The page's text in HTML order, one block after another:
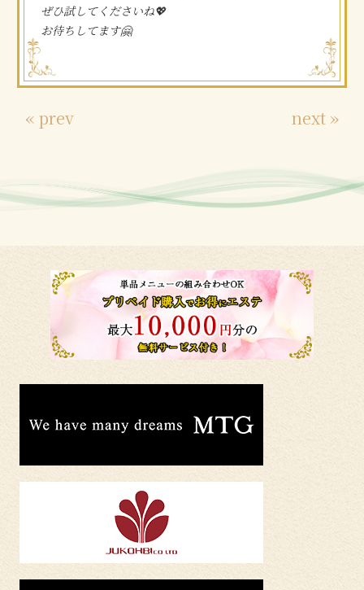
ぜひ試してくださいね💖
お待ちしてます🤗
« prev next »